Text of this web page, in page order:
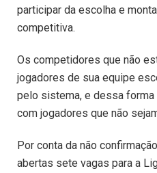
participar da escolha e
competitiva.
Os competidores que não
jogadores de sua equipe
pelo sistema, e dessa
com jogadores que não
Por conta da não
abertas sete vagas para a